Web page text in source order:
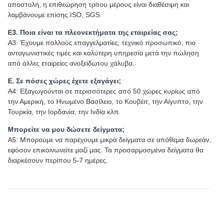
αποστολή, η επιθεώρηση τρίτου μέρους είναι διαθέσιμη και
λαμβάνουμε επίσης ISO, SGS.
Ε3. Ποια είναι τα πλεονεκτήματα της εταιρείας σας;
Α3: Έχουμε πολλούς επαγγελματίες, τεχνικό προσωπικό, πιο
ανταγωνιστικές τιμές και καλύτερη υπηρεσία μετά την πώληση
από άλλες εταιρείες ανοξείδωτου χάλυβα.
Ε. Σε πόσες χώρες έχετε εξαγάγει;
Α4: Εξαγωγούνται σε περισσότερες από 50 χώρες κυρίως από
την Αμερική, το Ηνωμένο Βασίλειο, το Κουβέιτ, την Αίγυπτο, την
Τουρκία, την Ιορδανία, την Ινδία κλπ.
Μπορείτε να μου δώσετε δείγματα;
Α5: Μπορούμε να παρέχουμε μικρά δείγματα σε απόθεμα δωρεάν,
εφόσον επικοινωνείτε μαζί μας. Τα προσαρμοσμένα δείγματα θα
διαρκέσουν περίπου 5-7 ημέρες.